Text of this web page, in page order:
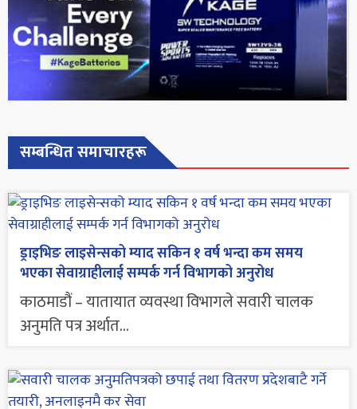
सम्बन्धित समाचारहरू
ड्राइभिङ लाइसेन्सको म्याद सकिन १ वर्ष भन्दा कम समय
भएका सेवाग्राहीलाई सम्पर्क गर्न विभागको अनुरोध
काठमाडौं – यातायात व्यवस्था विभागले सवारी चालक
अनुमति पत्र अर्थात...